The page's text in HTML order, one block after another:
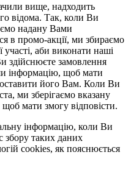
вище, надходить
відома. Так, коли Ви
надану Вами
в промо-акції, ми збираємо
аби виконати наші
здійснюєте замовлення
інформацію, щоб мати
його Вам. Коли Ви
ми зберігаємо вказану
мати змогу відповісти.
інформацію, коли Ви
збору таких даних
cookies, як пояснюється